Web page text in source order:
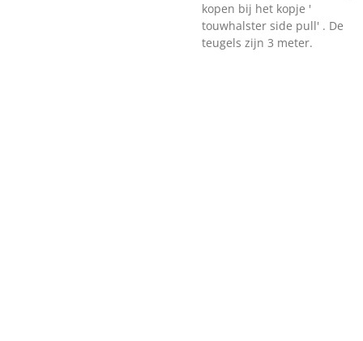
kopen bij het kopje '
touwhalster side pull' . De
teugels zijn 3 meter.